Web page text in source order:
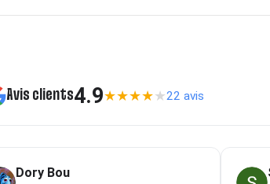
Avis clients4.9★★★★★22 avis
Dory Bou